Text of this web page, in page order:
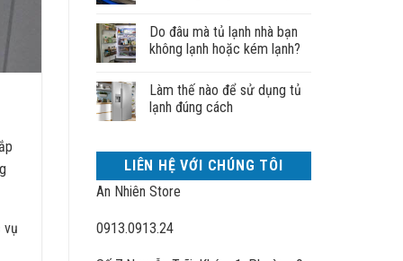
vụ
Do đâu mà tủ lạnh nhà bạn
không lạnh hoặc kém lạnh?
Làm thế nào để sử dụng tủ
lạnh đúng cách
LIÊN HỆ VỚI CHÚNG TÔI
An Nhiên Store
0913.0913.24